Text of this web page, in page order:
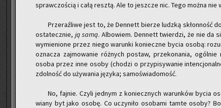
spraw­czo­ścią i całą resz­tą. Ale to jesz­cze nic. Tego można nie
Prze­raź­li­we jest to, że Den­nett bie­rze ludz­ką skłon­ność
osta­tecz­nie, ją samą. Al­bo­wiem. Den­nett twier­dzi, że nie da
wy­mie­nio­ne przez niego wa­run­ki ko­niecz­ne bycia osobą:
ozna­cza zaj­mo­wa­nie róż­nych po­staw, prze­ko­na­nia,
osoba przez inne osoby (cho­dzi o przy­pi­sy­wa­nie
zdol­ność do uży­wa­nia ję­zy­ka; sa­mo­świa­do­mość.
No, faj­nie. Czyli jed­nym z ko­niecz­nych wa­run­ków bycia
wia­ny byt jako osobę. Co uczy­ni­ło oso­ba­mi tamte osoby?